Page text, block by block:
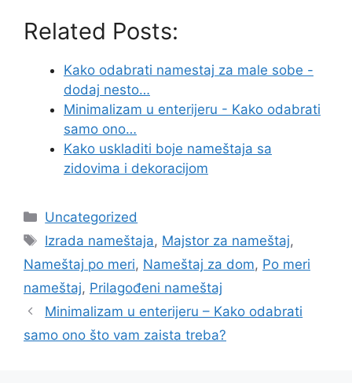
Related Posts:
Kako odabrati namestaj za male sobe -
dodaj nesto…
Minimalizam u enterijeru - Kako odabrati
samo ono…
Kako uskladiti boje nameštaja sa
zidovima i dekoracijom
Categories
Uncategorized
Tags
Izrada nameštaja, Majstor za nameštaj,
Nameštaj po meri, Nameštaj za dom, Po meri
nameštaj, Prilagođeni nameštaj
Minimalizam u enterijeru – Kako odabrati
samo ono što vam zaista treba?